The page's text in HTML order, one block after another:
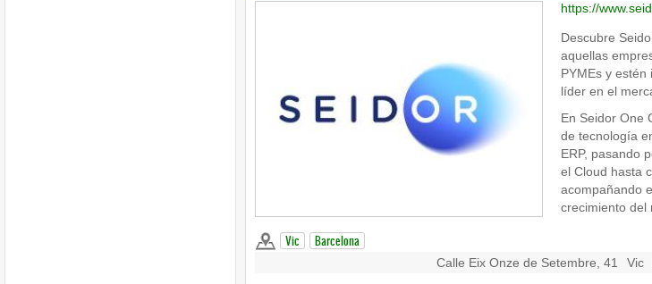
https://
Descubre
aquellas
PYMEs y
líder en el
En Seidor One
de tecnología
ERP, pasando
el Cloud hasta
acompañando
crecimiento del
Vic Barcelona
Calle Eix Onze de Setembre, 41 Vic